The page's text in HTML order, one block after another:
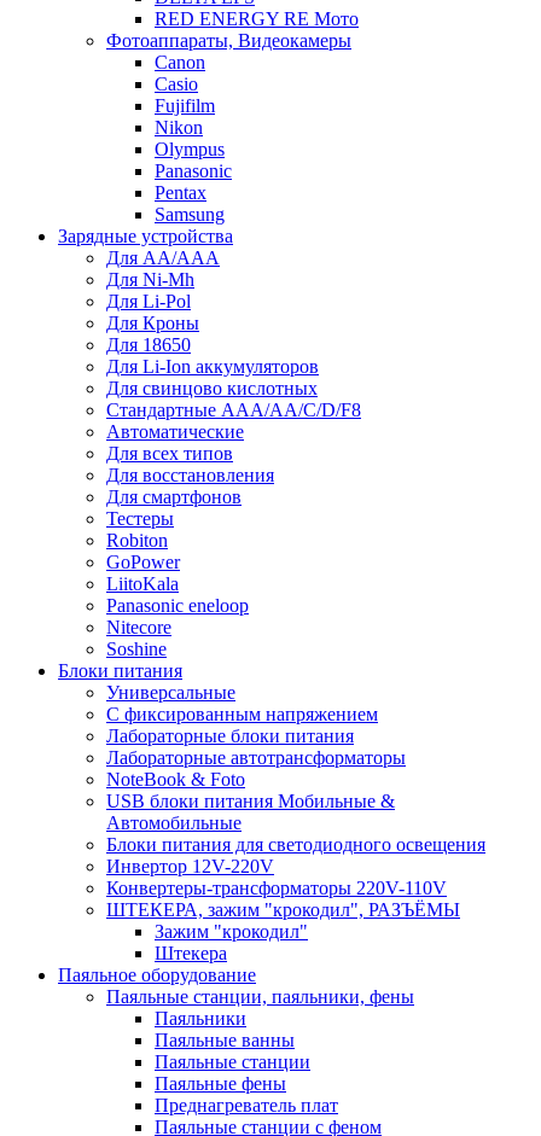
RED ENERGY RE Мото
Фотоаппараты, Видеокамеры
Canon
Casio
Fujifilm
Nikon
Olympus
Panasonic
Pentax
Samsung
Зарядные устройства
Для AA/AAA
Для Ni-Mh
Для Li-Pol
Для Кроны
Для 18650
Для Li-Ion аккумуляторов
Для свинцово кислотных
Стандартные ААА/АА/С/D/F8
Автоматические
Для всех типов
Для восстановления
Для смартфонов
Тестеры
Robiton
GoPower
LiitoKala
Panasonic eneloop
Nitecore
Soshine
Блоки питания
Универсальные
C фиксированным напряжением
Лабораторные блоки питания
Лабораторные автотрансформаторы
NoteBook & Foto
USB блоки питания Мобильные &
Автомобильные
Блоки питания для светодиодного освещения
Инвертор 12V-220V
Конвертеры-трансформаторы 220V-110V
ШТЕКЕРА, зажим "крокодил", РАЗЪЁМЫ
Зажим "крокодил"
Штекера
Паяльное оборудование
Паяльные станции, паяльники, фены
Паяльники
Паяльные ванны
Паяльные станции
Паяльные фены
Преднагреватель плат
Паяльные станции с феном